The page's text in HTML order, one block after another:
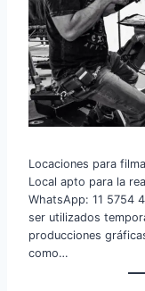
Locaciones para
Local apto para la
WhatsApp: 11 5754
ser utilizados
producciones
como…